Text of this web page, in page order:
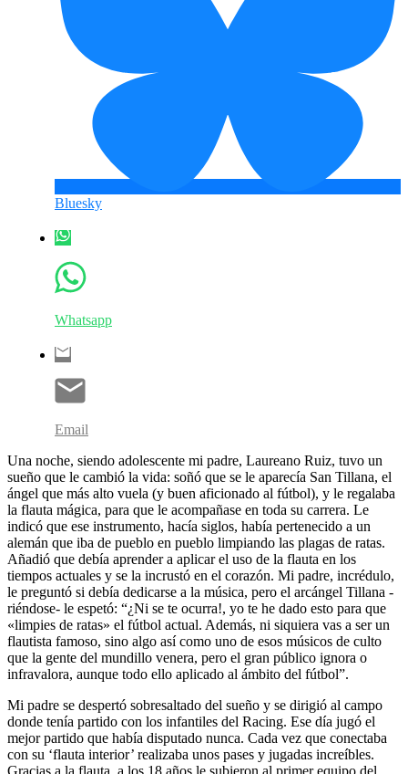
Bluesky
Whatsapp
Email
Una noche, siendo adolescente mi padre, Laureano Ruiz, tuvo un
sueño que le cambió la vida: soñó que se le aparecía San Tillana, el
ángel que más alto vuela (y buen aficionado al fútbol), y le regalaba
la flauta mágica, para que le acompañase en toda su carrera. Le
indicó que ese instrumento, hacía siglos, había pertenecido a un
alemán que iba de pueblo en pueblo limpiando las plagas de ratas.
Añadió que debía aprender a aplicar el uso de la flauta en los
tiempos actuales y se la incrustó en el corazón. Mi padre, incrédulo,
le preguntó si debía dedicarse a la música, pero el arcángel Tillana -
riéndose- le espetó: “¿Ni se te ocurra!, yo te he dado esto para que
«limpies de ratas» el fútbol actual. Además, ni siquiera vas a ser un
flautista famoso, sino algo así como uno de esos músicos de culto
que la gente del mundillo venera, pero el gran público ignora o
infravalora, aunque todo ello aplicado al ámbito del fútbol”.
Mi padre se despertó sobresaltado del sueño y se dirigió al campo
donde tenía partido con los infantiles del Racing. Ese día jugó el
mejor partido que había disputado nunca. Cada vez que conectaba
con su ‘flauta interior’ realizaba unos pases y jugadas increíbles.
Gracias a la flauta, a los 18 años le subieron al primer equipo del